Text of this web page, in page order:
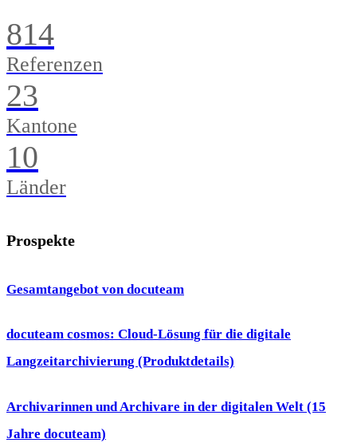
814
Referenzen
23
Kantone
10
Länder
Prospekte
Gesamtangebot von docuteam
docuteam cosmos: Cloud-Lösung für die digitale
Langzeitarchivierung (Produktdetails)
Archivarinnen und Archivare in der digitalen Welt (15
Jahre docuteam)